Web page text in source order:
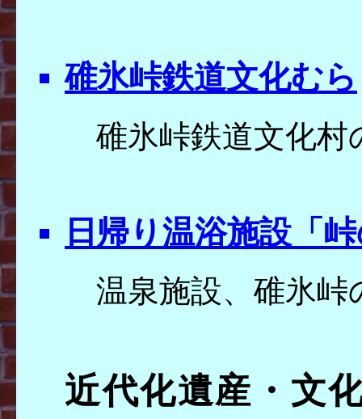
碓氷峠鉄道文化むら
碓氷峠鉄道文化村
日帰り温浴施設「
温泉施設、碓氷峠
近代化遺産・文